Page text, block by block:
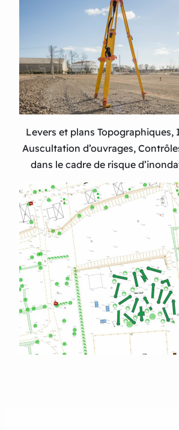
Levers et plans
Auscultation d’ouvrages,
dans le cadre de risque